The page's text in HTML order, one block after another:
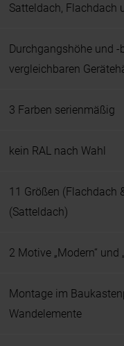
Satteldach, Flachdach
Durchgangshöhe und -
vergleichbaren
3 Farben serienmäßig
kein RAL nach Wahl
11 Größen (Flachdach
(Satteldach)
2 Motive „Modern“ und
Montage im
Wandelemente